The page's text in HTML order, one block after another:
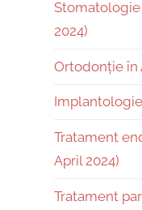
Stomatologie
2024)
Ortodonție în
Implantologie
Tratament
April 2024)
Tratament